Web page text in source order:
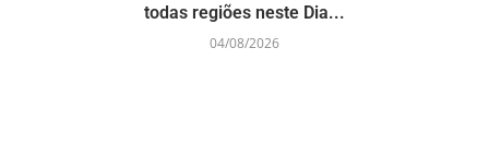
todas regiões neste Dia...
04/08/2026